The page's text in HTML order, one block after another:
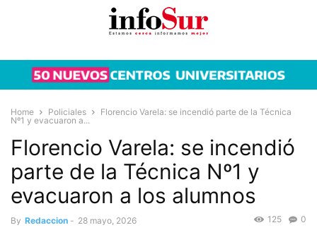
Home Policiales
Florencio Varela: se incendió parte de la Técnica
Nº1 y evacuaron a...
Florencio Varela: se incendió
parte de la Técnica Nº1 y
evacuaron a los alumnos
By Redaccion - 28 mayo, 2026 0
125